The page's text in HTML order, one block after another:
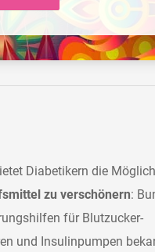
Diabetikern die
zu verschönern:
für Blutzucker-
und Insulinpumpen